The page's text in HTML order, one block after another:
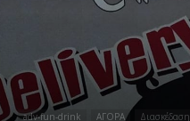
adv-fun-drink ΑΓΟΡΑ Διασκέδαση